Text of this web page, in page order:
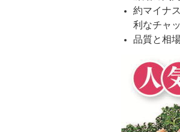
約マイナ
利なチャ
品質と相